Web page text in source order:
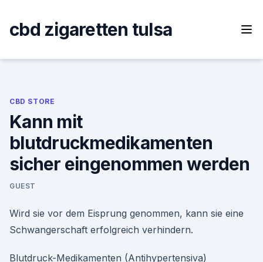
content
cbd zigaretten tulsa
CBD STORE
Kann mit
blutdruckmedikamenten
sicher eingenommen werden
GUEST
Wird sie vor dem Eisprung genommen, kann sie eine
Schwangerschaft erfolgreich verhindern.
Blutdruck-Medikamenten (Antihypertensiva)